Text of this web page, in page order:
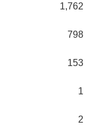
1,762
798
153
1
2